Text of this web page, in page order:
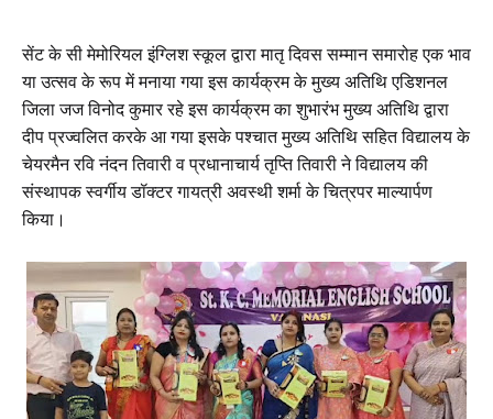
सेंट के सी मेमोरियल इंग्लिश स्कूल द्वारा मातृ दिवस सम्मान समारोह एक भाव
या उत्सव के रूप में मनाया गया इस कार्यक्रम के मुख्य अतिथि एडिशनल
जिला जज विनोद कुमार रहे इस कार्यक्रम का शुभारंभ मुख्य अतिथि द्वारा
दीप प्रज्वलित करके आ गया इसके पश्चात मुख्य अतिथि सहित विद्यालय के
चेयरमैन रवि नंदन तिवारी व प्रधानाचार्य तृप्ति तिवारी ने विद्यालय की
संस्थापक स्वर्गीय डॉक्टर गायत्री अवस्थी शर्मा के चित्रपर माल्यार्पण
किया।